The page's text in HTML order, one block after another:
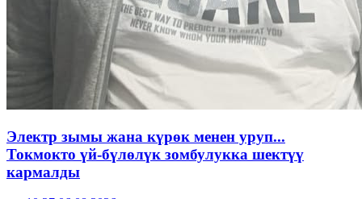
Электр зымы жана күрөк менен уруп...
Токмокто үй-бүлөлүк зомбулукка шектүү
кармалды